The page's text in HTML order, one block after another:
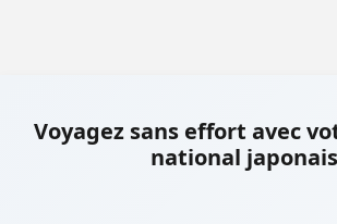
Voyagez sans effort avec
national japonais